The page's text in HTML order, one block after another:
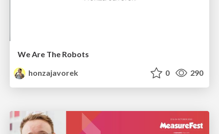
We Are The Robots
honzajavorek
0 290